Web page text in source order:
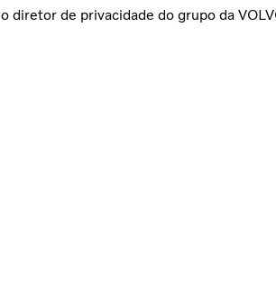
diretor de privacidade do grupo da